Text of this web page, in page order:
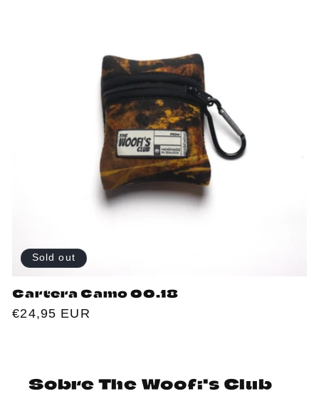
Sold out
Cartera Camo 00.18
Regular
€24,95 EUR
Sobre The Woofi's Club